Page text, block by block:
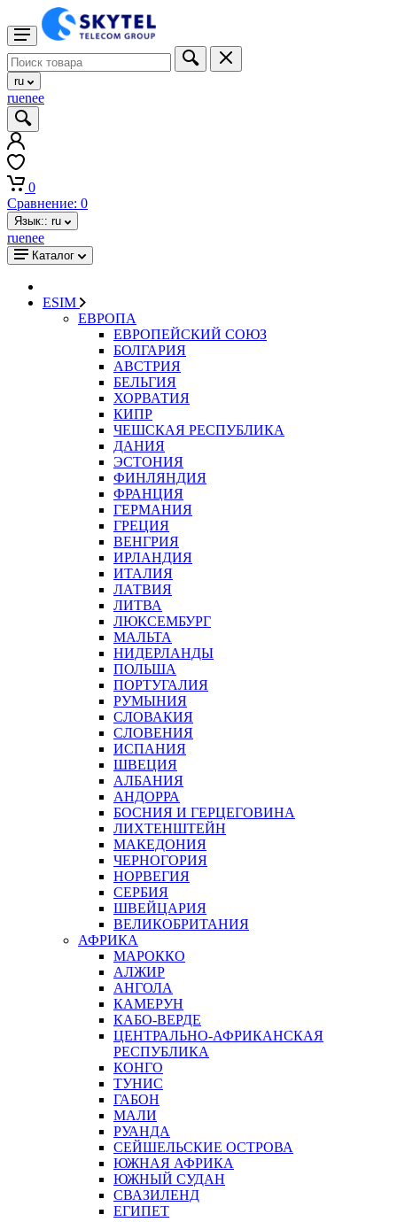
ru
ruenee
0
Сравнение: 0
Язык:: ru
ruenee
Каталог
ESIM
ЕВРОПА
ЕВРОПЕЙСКИЙ СОЮЗ
БОЛГАРИЯ
АВСТРИЯ
БЕЛЬГИЯ
ХОРВАТИЯ
КИПР
ЧЕШСКАЯ РЕСПУБЛИКА
ДАНИЯ
ЭСТОНИЯ
ФИНЛЯНДИЯ
ФРАНЦИЯ
ГЕРМАНИЯ
ГРЕЦИЯ
ВЕНГРИЯ
ИРЛАНДИЯ
ИТАЛИЯ
ЛАТВИЯ
ЛИТВА
ЛЮКСЕМБУРГ
МАЛЬТА
НИДЕРЛАНДЫ
ПОЛЬША
ПОРТУГАЛИЯ
РУМЫНИЯ
СЛОВАКИЯ
СЛОВЕНИЯ
ИСПАНИЯ
ШВЕЦИЯ
АЛБАНИЯ
АНДОРРА
БОСНИЯ И ГЕРЦЕГОВИНА
ЛИХТЕНШТЕЙН
МАКЕДОНИЯ
ЧЕРНОГОРИЯ
НОРВЕГИЯ
СЕРБИЯ
ШВЕЙЦАРИЯ
ВЕЛИКОБРИТАНИЯ
АФРИКА
МАРОККО
АЛЖИР
АНГОЛА
КАМЕРУН
КАБО-ВЕРДЕ
ЦЕНТРАЛЬНО-АФРИКАНСКАЯ
РЕСПУБЛИКА
КОНГО
ТУНИС
ГАБОН
МАЛИ
РУАНДА
СЕЙШЕЛЬСКИЕ ОСТРОВА
ЮЖНАЯ АФРИКА
ЮЖНЫЙ СУДАН
СВАЗИЛЕНД
ЕГИПЕТ